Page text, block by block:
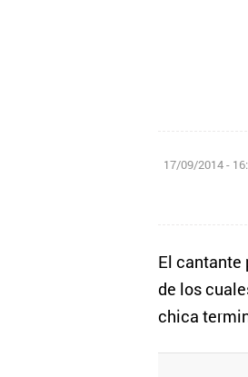
17/09/2014 -
El cantante
de los
chica